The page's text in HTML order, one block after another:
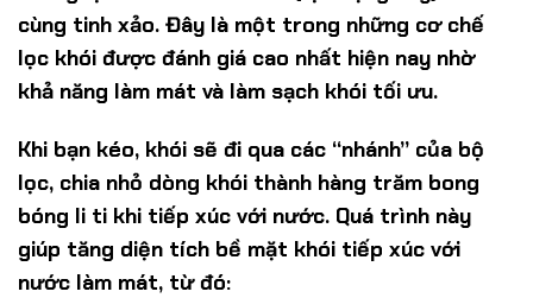
cùng tinh xảo. Đây là một trong những cơ chế
lọc khói được đánh giá cao nhất hiện nay nhờ
khả năng làm mát và làm sạch khói tối ưu.
Khi bạn kéo, khói sẽ đi qua các “nhánh” của bộ
lọc, chia nhỏ dòng khói thành hàng trăm bong
bóng li ti khi tiếp xúc với nước. Quá trình này
giúp tăng diện tích bề mặt khói tiếp xúc với
nước làm mát, từ đó: